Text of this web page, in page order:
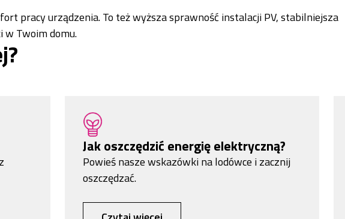
pracy urządzenia. To też wyższa sprawność instalacji PV, stabilniejsza
w Twoim domu.
Jak oszczędzić energię elektryczną?
Powieś nasze wskazówki na lodówce i zacznij
oszczędzać.